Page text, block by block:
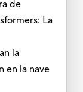
de
La
la
en la nave